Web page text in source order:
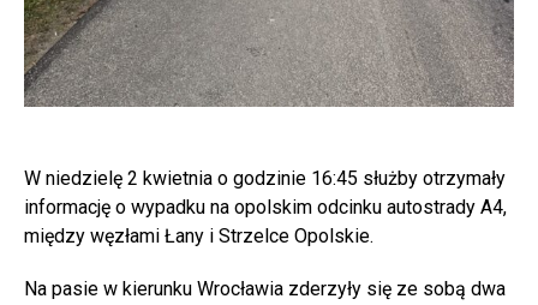
W niedzielę 2 kwietnia o godzinie 16:45 służby otrzymały
informację o wypadku na opolskim odcinku autostrady A4,
między węzłami Łany i Strzelce Opolskie.
Na pasie w kierunku Wrocławia zderzyły się ze sobą dwa